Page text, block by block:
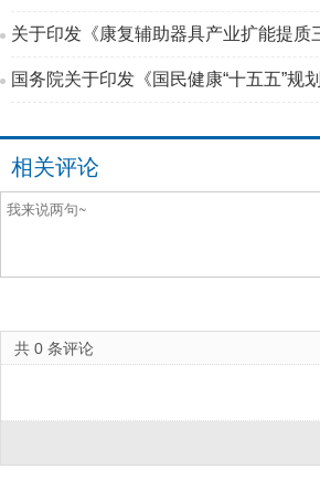
关于印发《康复辅助器具产业扩能提
国务院关于印发《国民健康“十五五”规
相关评论
共 0 条评论